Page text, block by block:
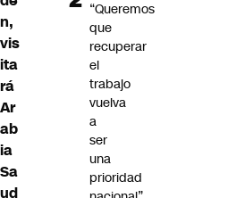
n,
vis
ita
rá
Ar
ab
ia
Sa
ud
“Queremos
que
recuperar
el
trabajo
vuelva
a
ser
una
prioridad